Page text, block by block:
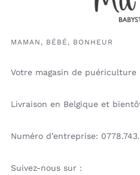
MAMAN, BÉBÉ, BONHEUR
Votre magasin de puériculture
Livraison en Belgique et
Numéro d’entreprise:
Suivez-nous sur :